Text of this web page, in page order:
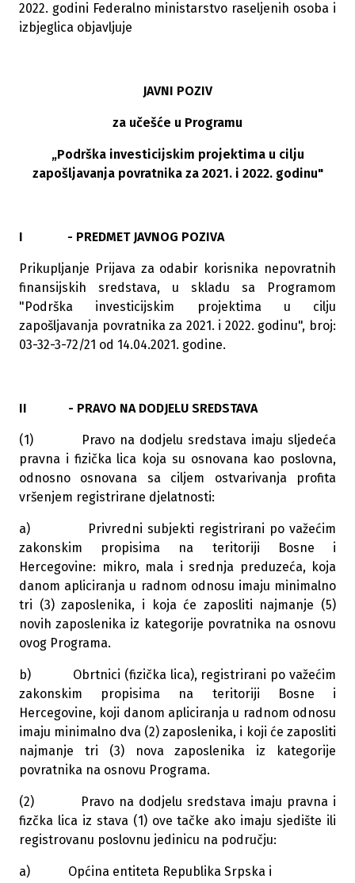
2022. godini Federalno ministarstvo raseljenih osoba i
izbjeglica objavljuje
JAVNI POZIV
za učešće u Programu
„Podrška investicijskim projektima u cilju
zapošljavanja povratnika za 2021. i 2022. godinu"
I - PREDMET JAVNOG POZIVA
Prikupljanje Prijava za odabir korisnika nepovratnih
finansijskih sredstava, u skladu sa Programom
"Podrška investicijskim projektima u cilju
zapošljavanja povratnika za 2021. i 2022. godinu", broj:
03-32-3-72/21 od 14.04.2021. godine.
II - PRAVO NA DODJELU SREDSTAVA
(1) Pravo na dodjelu sredstava imaju sljedeća
pravna i fizička lica koja su osnovana kao poslovna,
odnosno osnovana sa ciljem ostvarivanja profita
vršenjem registrirane djelatnosti:
a) Privredni subjekti registrirani po važećim
zakonskim propisima na teritoriji Bosne i
Hercegovine: mikro, mala i srednja preduzeća, koja
danom apliciranja u radnom odnosu imaju minimalno
tri (3) zaposlenika, i koja će zaposliti najmanje (5)
novih zaposlenika iz kategorije povratnika na osnovu
ovog Programa.
b) Obrtnici (fizička lica), registrirani po važećim
zakonskim propisima na teritoriji Bosne i
Hercegovine, koji danom apliciranja u radnom odnosu
imaju minimalno dva (2) zaposlenika, i koji će zaposliti
najmanje tri (3) nova zaposlenika iz kategorije
povratnika na osnovu Programa.
(2) Pravo na dodjelu sredstava imaju pravna i
fizčka lica iz stava (1) ove tačke ako imaju sjedište ili
registrovanu poslovnu jedinicu na području:
a) Općina entiteta Republika Srpska i